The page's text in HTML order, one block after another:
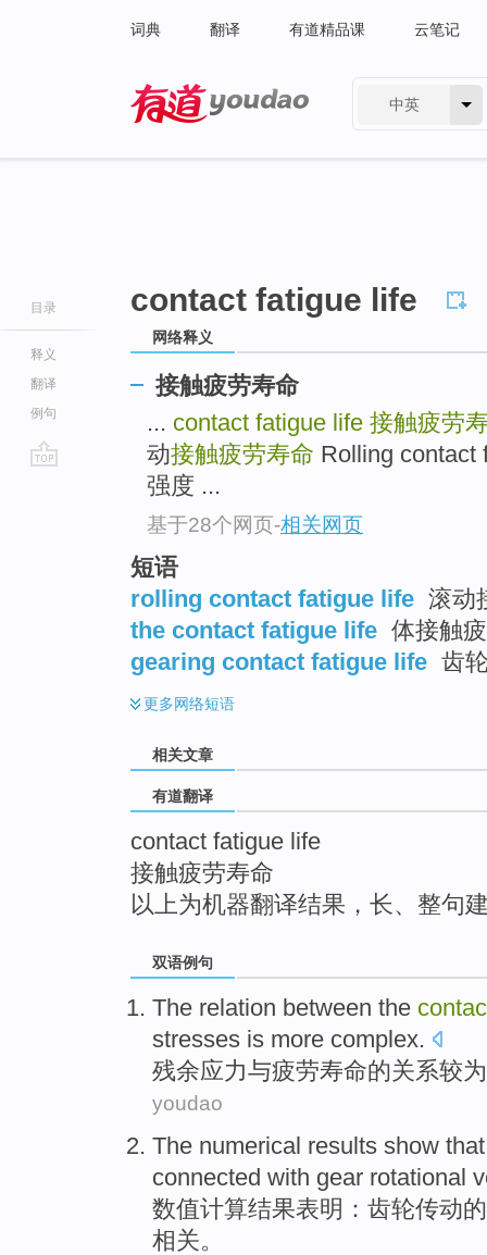
词典 翻译 有道精品课 云笔记
中英
目录
释义
翻译
例句
contact fatigue life
网络释义
接触疲劳寿命
... contact fatigue life 接触疲劳
动接触疲劳寿命 Rolling contact
强度 ...
基于28个网页-相关网页
短语
rolling contact fatigue life 滚动
the contact fatigue life 体接触
gearing contact fatigue life 齿
更多网络短语
相关文章
有道翻译
contact fatigue life
接触疲劳寿命
以上为机器翻译结果，长、整句
双语例句
The relation between the
stresses is more complex.
残余应力与疲劳寿命的关系较为
youdao
The numerical results show that
connected with gear rotational
数值计算结果表明 ： 齿轮传动的
相关。